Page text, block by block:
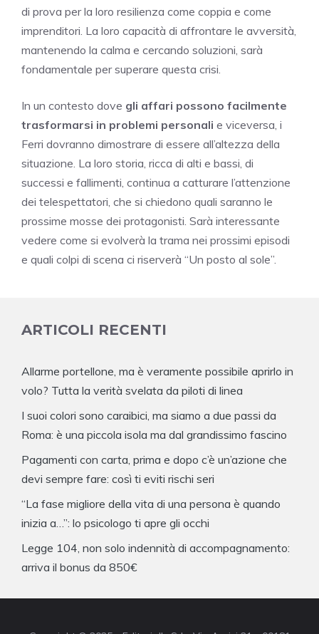
di prova per la loro resilienza come coppia e come
imprenditori. La loro capacità di affrontare le avversità,
mantenendo la calma e cercando soluzioni, sarà
fondamentale per superare questa crisi.
In un contesto dove gli affari possono facilmente
trasformarsi in problemi personali e viceversa, i
Ferri dovranno dimostrare di essere all’altezza della
situazione. La loro storia, ricca di alti e bassi, di
successi e fallimenti, continua a catturare l’attenzione
dei telespettatori, che si chiedono quali saranno le
prossime mosse dei protagonisti. Sarà interessante
vedere come si evolverà la trama nei prossimi episodi
e quali colpi di scena ci riserverà “Un posto al sole”.
ARTICOLI RECENTI
Allarme portellone, ma è veramente possibile aprirlo in
volo? Tutta la verità svelata da piloti di linea
I suoi colori sono caraibici, ma siamo a due passi da
Roma: è una piccola isola ma dal grandissimo fascino
Pagamenti con carta, prima e dopo c’è un’azione che
devi sempre fare: così ti eviti rischi seri
“La fase migliore della vita di una persona è quando
inizia a…”: lo psicologo ti apre gli occhi
Legge 104, non solo indennità di accompagnamento:
arriva il bonus da 850€